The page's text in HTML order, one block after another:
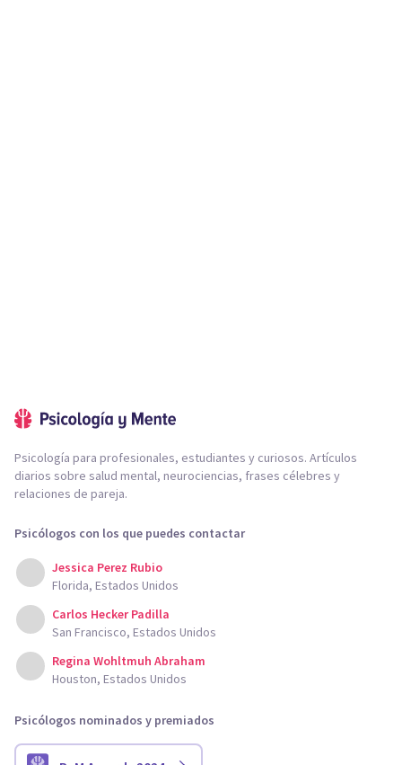
Psicología para profesionales, estudiantes y curiosos. Artículos
diarios sobre salud mental, neurociencias, frases célebres y
relaciones de pareja.
Psicólogos con los que puedes contactar
Jessica Perez Rubio
Florida, Estados Unidos
Carlos Hecker Padilla
San Francisco, Estados Unidos
Regina Wohltmuh Abraham
Houston, Estados Unidos
Psicólogos nominados y premiados